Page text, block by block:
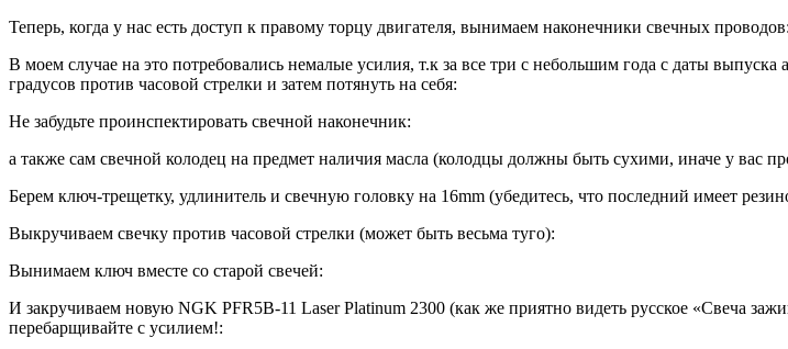
Теперь, когда у нас есть доступ к правому торцу двигателя, вынимаем наконечники свечных проводов:
В моем случае на это потребовались немалые усилия, т.к за все три с небольшим года с даты
градусов против часовой стрелки и затем потянуть на себя:
Не забудьте проинспектировать свечной наконечник:
а также сам свечной колодец на предмет наличия масла (колодцы должны быть сухими, иначе у вас
Берем ключ-трещетку, удлинитель и свечную головку на 16mm (убедитесь, что последний имеет
Выкручиваем свечку против часовой стрелки (может быть весьма туго):
Вынимаем ключ вместе со старой свечей:
И закручиваем новую NGK PFR5B-11 Laser Platinum 2300 (как же приятно видеть русское «Свеча
перебарщивайте с усилием!: